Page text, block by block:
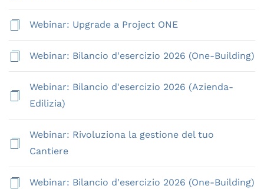
Webinar: Upgrade a Project ONE
Webinar: Bilancio d'esercizio 2026 (One-Building)
Webinar: Bilancio d'esercizio 2026 (Azienda-
Edilizia)
Webinar: Rivoluziona la gestione del tuo
Cantiere
Webinar: Bilancio d'esercizio 2026 (One-Building)